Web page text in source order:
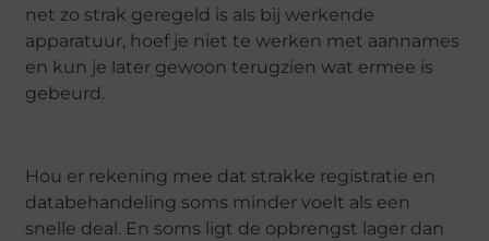
net zo strak geregeld is als bij werkende
apparatuur, hoef je niet te werken met aannames
en kun je later gewoon terugzien wat ermee is
gebeurd.
Hou er rekening mee dat strakke registratie en
databehandeling soms minder voelt als een
snelle deal. En soms ligt de opbrengst lager dan